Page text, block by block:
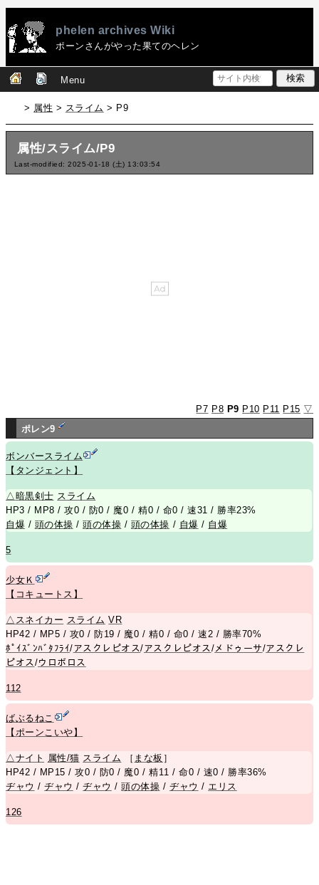
phelen archives Wiki
ポーンさんがやった果てのヘレン
Menu
> 属性 > スライム > P9
属性/スライム/P9
Last-modified: 2025-01-18 (土) 13:03:54
P7 P8 P9 P10 P11 P15 ▽
ポレン9
ボンバースライム
【タンジェント】
△ 暗黒剣士 スライム
HP3 / MP8 / 攻0 / 防0 / 魔0 / 精0 / 命0 / 速31 / 勝率23%
自爆 / 頭の体操 /頭の体操 / 頭の体操 / 自爆 / 自爆
5
少女Ｋ
【コキュートス】
△ スネイカー スライム VR
HP42 / MP5 / 攻0 / 防19 / 魔0 / 精0 / 命0 / 速2 / 勝率70%
ﾎﾟｲｽﾞﾝﾊﾞﾀﾌﾗｲ/アスクレピオス/アスクレピオス / メドゥーサ/アスクレ
ピオス /ウロボロス
112
ばぶるねこ
【ポーンこいや】
△ ナイト 属性/猫 スライム ［ まな板 ］
HP42 / MP15 / 攻0 / 防0 / 魔0 / 精11 / 命0 / 速0 / 勝率36%
ヂャウ /ヂャウ /ヂャウ /頭の体操 /ヂャウ / エリス
126